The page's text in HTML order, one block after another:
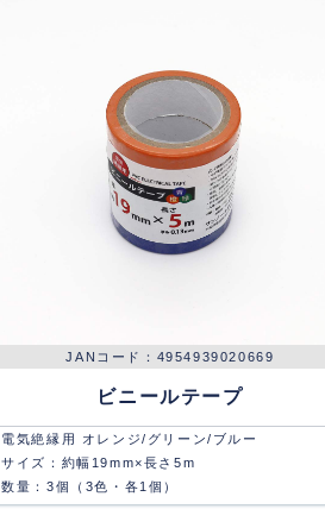
4954939020669
ビニールテープ
電気絶縁用 オレンジ/グリーン/ブルー
サイズ：約幅19mm×長さ5m
数量：3個（3色・各1個）